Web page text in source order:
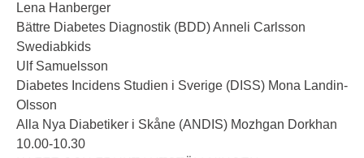
Lena Hanberger
Bättre Diabetes Diagnostik (BDD) Anneli Carlsson
Swediabkids
Ulf Samuelsson
Diabetes Incidens Studien i Sverige (DISS) Mona Landin-
Olsson
Alla Nya Diabetiker i Skåne (ANDIS) Mozhgan Dorkhan
10.00-10.30